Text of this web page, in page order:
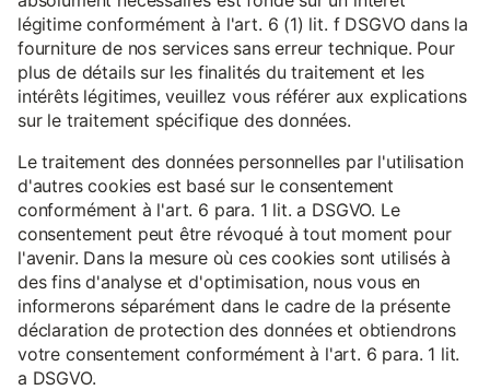
légitime conformément à l'art. 6 (1) lit. f DSGVO dans la
fourniture de nos services sans erreur technique. Pour
plus de détails sur les finalités du traitement et les
intérêts légitimes, veuillez vous référer aux explications
sur le traitement spécifique des données.
Le traitement des données personnelles par l'utilisation
d'autres cookies est basé sur le consentement
conformément à l'art. 6 para. 1 lit. a DSGVO. Le
consentement peut être révoqué à tout moment pour
l'avenir. Dans la mesure où ces cookies sont utilisés à
des fins d'analyse et d'optimisation, nous vous en
informerons séparément dans le cadre de la présente
déclaration de protection des données et obtiendrons
votre consentement conformément à l'art. 6 para. 1 lit.
a DSGVO.